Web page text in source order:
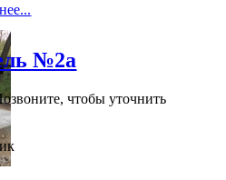
№2а
чтобы уточнить